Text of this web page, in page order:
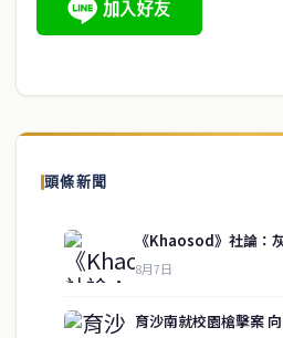
頭條新聞
《Khaosod》社論：
8月7日
育沙南就校園槍擊案